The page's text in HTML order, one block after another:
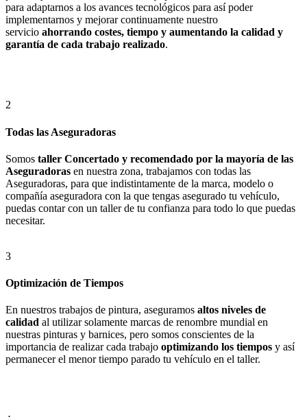
para adaptarnos a los avances tecnológicos para así poder
implementarnos y mejorar continuamente nuestro
servicio ahorrando costes, tiempo y aumentando la calidad y
garantía de cada trabajo realizado.
2
Todas las Aseguradoras
Somos taller Concertado y recomendado por la mayoría de las
Aseguradoras en nuestra zona, trabajamos con todas las
Aseguradoras, para que indistintamente de la marca, modelo o
compañía aseguradora con la que tengas asegurado tu vehículo,
puedas contar con un taller de tu confianza para todo lo que puedas
necesitar.
3
Optimización de Tiempos
En nuestros trabajos de pintura, aseguramos altos niveles de
calidad al utilizar solamente marcas de renombre mundial en
nuestras pinturas y barnices, pero somos conscientes de la
importancia de realizar cada trabajo optimizando los tiempos y así
permanecer el menor tiempo parado tu vehículo en el taller.